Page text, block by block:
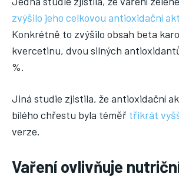
zvýšilo jeho celkovou antioxidační
Konkrétně to zvýšilo obsah beta
kvercetinu, dvou silných
%.
Jiná studie zjistila, že antioxidační
bílého chřestu byla téměř třikrát
verze.
Vaření ovlivňuje